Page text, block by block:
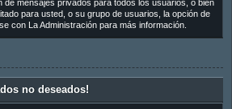
de mensajes privados para todos los usuarios, o bien
para usted, o su grupo de usuarios, la opción de
con La Administración para más información.
no deseados!